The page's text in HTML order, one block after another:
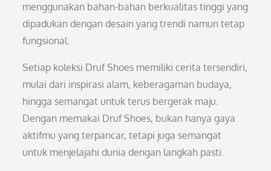
menggunakan bahan-bahan berkualitas tinggi yang
dipadukan dengan desain yang trendi namun tetap
fungsional.
Setiap koleksi Druf Shoes memiliki cerita tersendiri,
mulai dari inspirasi alam, keberagaman budaya,
hingga semangat untuk terus bergerak maju.
Dengan memakai Druf Shoes, bukan hanya gaya
aktifmu yang terpancar, tetapi juga semangat
untuk menjelajahi dunia dengan langkah pasti.